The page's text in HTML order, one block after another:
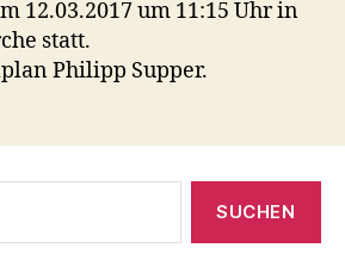
12.03.2017 um 11:15 Uhr in
statt.
Philipp Supper.